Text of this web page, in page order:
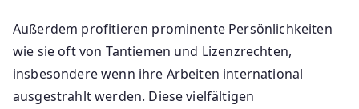
Außerdem profitieren prominente Persönlichkeiten
wie sie oft von Tantiemen und Lizenzrechten,
insbesondere wenn ihre Arbeiten international
ausgestrahlt werden. Diese vielfältigen